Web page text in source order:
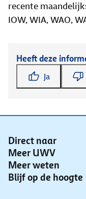
recente
IOW, WIA, WAO,
Heeft deze
Ja
Direct naar
Meer UWV
Meer weten
Blijf op de hoogte